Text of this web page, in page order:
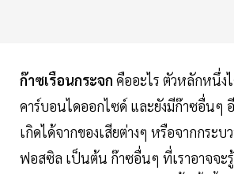
ก๊าซเรือนกระจก คืออะไร ตัวหลักหนึ่ง
คาร์บอนไดออกไซด์ และยังมีก๊าซอื่นๆ
เกิดได้จากของเสียต่างๆ หรือจากกระ
ฟอสซิล เป็นต้น ก๊าซอื่นๆ ที่เราอาจจะ